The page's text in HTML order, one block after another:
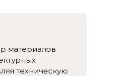
материалов
техническую